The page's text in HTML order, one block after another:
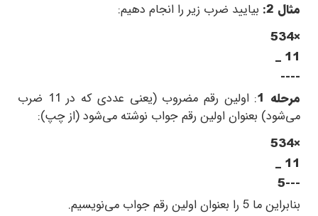
مثال 2:
بیایید ضرب زیر را انجام دهیم:
534×
11
_
----
مرحله 1 : اولین رقم مضروب (یعنی عددی که در 11 ضرب
می‌شود) بعنوان اولین رقم جواب نوشته می‌شود (از چپ):
534×
11
_
5---
بنابراین ما 5 را بعنوان اولین رقم جواب می‌نویسیم.